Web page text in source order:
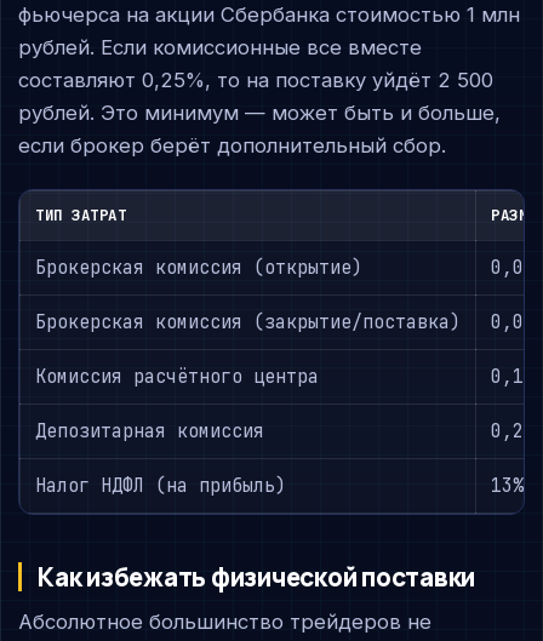
фьючерса на акции Сбербанка стоимостью 1 млн
рублей. Если комиссионные все вместе
составляют 0,25%, то на поставку уйдёт 2 500
рублей. Это минимум — может быть и больше,
если брокер берёт дополнительный сбор.
ТИП ЗАТРАТ
Брокерская комиссия (открытие)
Брокерская комиссия (закрытие/поставка)
Комиссия расчётного центра
Депозитарная комиссия
Налог НДФЛ (на прибыль) 13%
Как избежать физической поставки
Абсолютное большинство трейдеров не